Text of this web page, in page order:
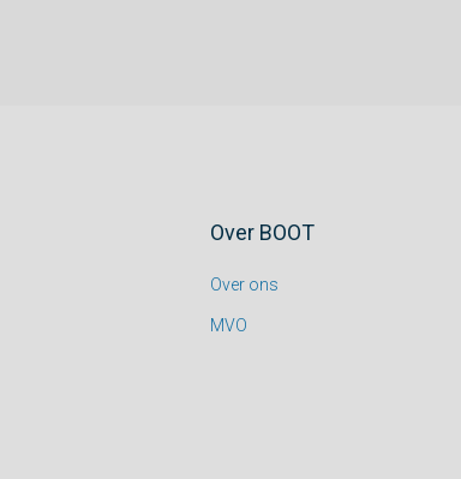
Over BOOT
Over ons
MVO